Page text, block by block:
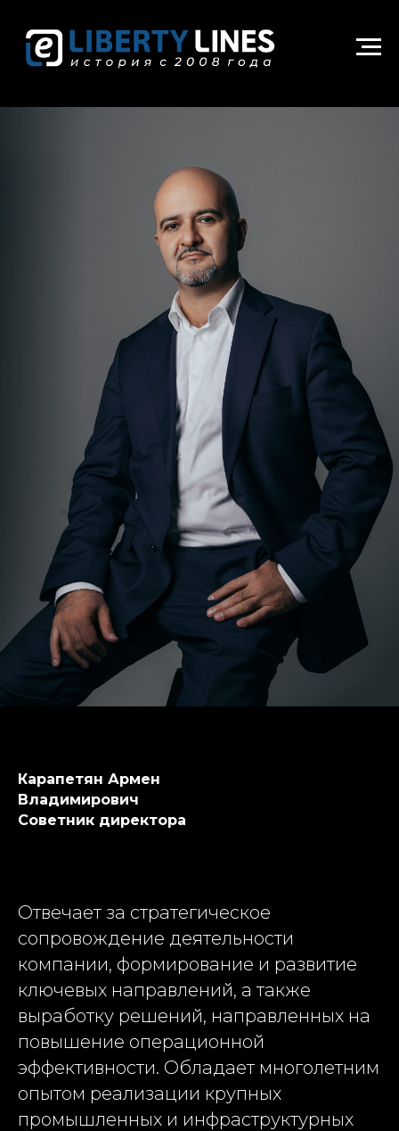
Карапетян Армен
Владимирович
Советник директора
Отвечает за стратегическое
сопровождение деятельности
компании, формирование и развитие
ключевых направлений, а также
выработку решений, направленных на
повышение операционной
эффективности. Обладает многолетним
опытом реализации крупных
промышленных и инфраструктурных